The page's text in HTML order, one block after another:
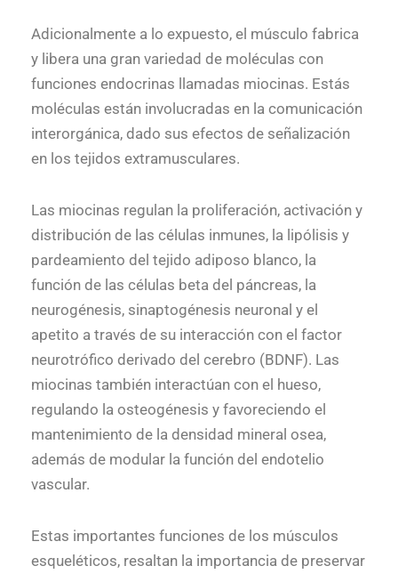
Adicionalmente a lo expuesto, el músculo fabrica
y libera una gran variedad de moléculas con
funciones endocrinas llamadas miocinas. Estás
moléculas están involucradas en la comunicación
interorgánica, dado sus efectos de señalización
en los tejidos extramusculares.
Las miocinas regulan la proliferación, activación y
distribución de las células inmunes, la lipólisis y
pardeamiento del tejido adiposo blanco, la
función de las células beta del páncreas, la
neurogénesis, sinaptogénesis neuronal y el
apetito a través de su interacción con el factor
neurotrófico derivado del cerebro (BDNF). Las
miocinas también interactúan con el hueso,
regulando la osteogénesis y favoreciendo el
mantenimiento de la densidad mineral osea,
además de modular la función del endotelio
vascular.
Estas importantes funciones de los músculos
esqueléticos, resaltan la importancia de preservar